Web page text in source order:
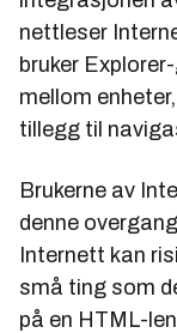
nettleser
bruker
mellom
tillegg til
Brukerne av
denne
Internett kan
små ting som
på en HTML-